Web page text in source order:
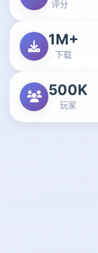
评分
1M+
下载
500K
玩家